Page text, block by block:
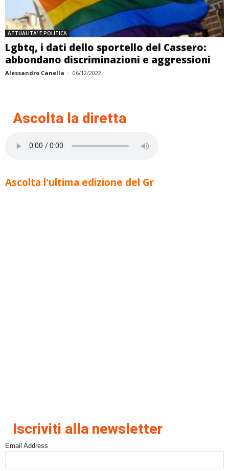
ATTUALITA' E POLITICA
Lgbtq, i dati dello sportello del Cassero:
abbondano discriminazioni e aggressioni
Alessandro Canella - 06/12/2022
Ascolta la diretta
Ascolta l'ultima edizione del Gr
Iscriviti alla newsletter
Email Address